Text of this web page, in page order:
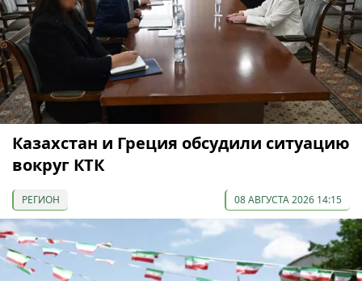
Казахстан и Греция обсудили ситуацию
вокруг КТК
РЕГИОН 08 АВГУСТА 2026 14:15